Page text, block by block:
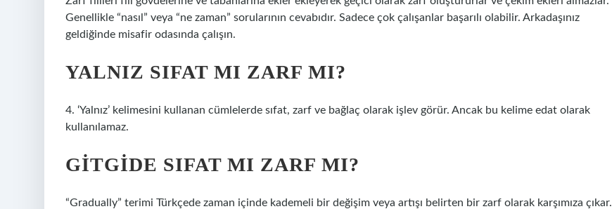
Genellikle “nasıl” veya “ne zaman” sorularının cevabıdır. Sadece çok çalışanlar başarılı olabilir. Arkadaşınız
geldiğinde misafir odasında çalışın.
YALNIZ SIFAT MI ZARF MI?
4. ‘Yalnız’ kelimesini kullanan cümlelerde sıfat, zarf ve bağlaç olarak işlev görür. Ancak bu kelime edat olarak
kullanılamaz.
GITGIDE SIFAT MI ZARF MI?
“Gradually” terimi Türkçede zaman içinde kademeli bir değişim veya artışı belirten bir zarf olarak karşımıza çıkar.